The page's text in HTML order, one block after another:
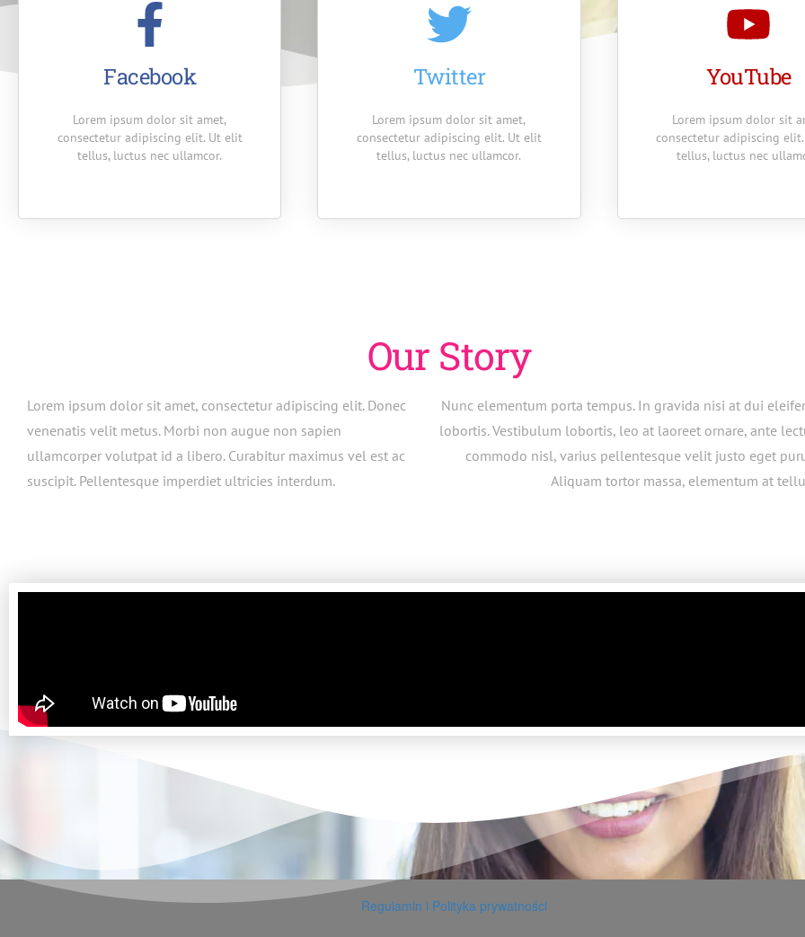
Facebook
Lorem ipsum dolor sit amet,
consectetur adipiscing elit. Ut elit
tellus, luctus nec ullamcor.
Twitter
Lorem ipsum dolor sit amet,
consectetur adipiscing elit. Ut elit
tellus, luctus nec ullamcor.
YouTube
Lorem ipsum dolor sit
consectetur adipiscing
tellus, luctus nec
Our Story
Lorem ipsum dolor sit amet, consectetur adipiscing elit. Donec
venenatis velit metus. Morbi non augue non sapien
ullamcorper volutpat id a libero. Curabitur maximus vel est ac
suscipit. Pellentesque imperdiet ultricies interdum.
Nunc elementum porta tempus. In gravida nisi at dui
lobortis. Vestibulum lobortis, leo at laoreet ornare, ante
commodo nisl, varius pellentesque velit justo eget
Aliquam tortor massa, elementum at
Regulamin i Polityka prywatności